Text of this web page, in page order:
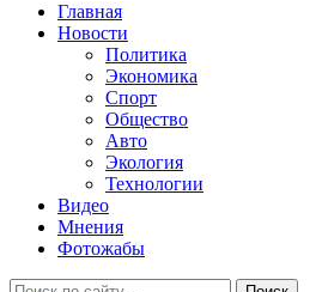
Главная
Новости
Политика
Экономика
Спорт
Общество
Авто
Экология
Технологии
Видео
Мнения
Фотожабы